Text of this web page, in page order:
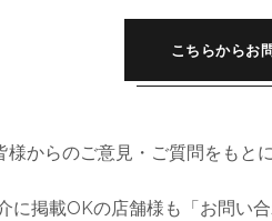
こちらからお
様からのご意見・ご質問をもと
に掲載OKの店舗様も「お問い